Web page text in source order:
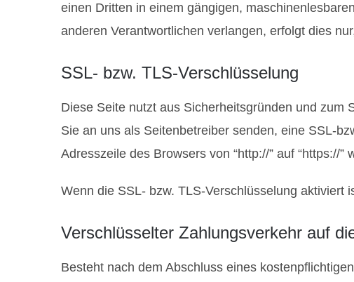
einen Dritten in einem gängigen,
anderen Verantwortlichen verlangen, erfolgt dies
SSL- bzw. TLS-Verschlüsselung
Diese Seite nutzt aus Sicherheitsgründen und zum
Sie an uns als Seitenbetreiber senden, eine SSL-
Adresszeile des Browsers von “http://” auf “https://
Wenn die SSL- bzw. TLS-Verschlüsselung aktiviert
Verschlüsselter Zahlungsverkehr auf
Besteht nach dem Abschluss eines